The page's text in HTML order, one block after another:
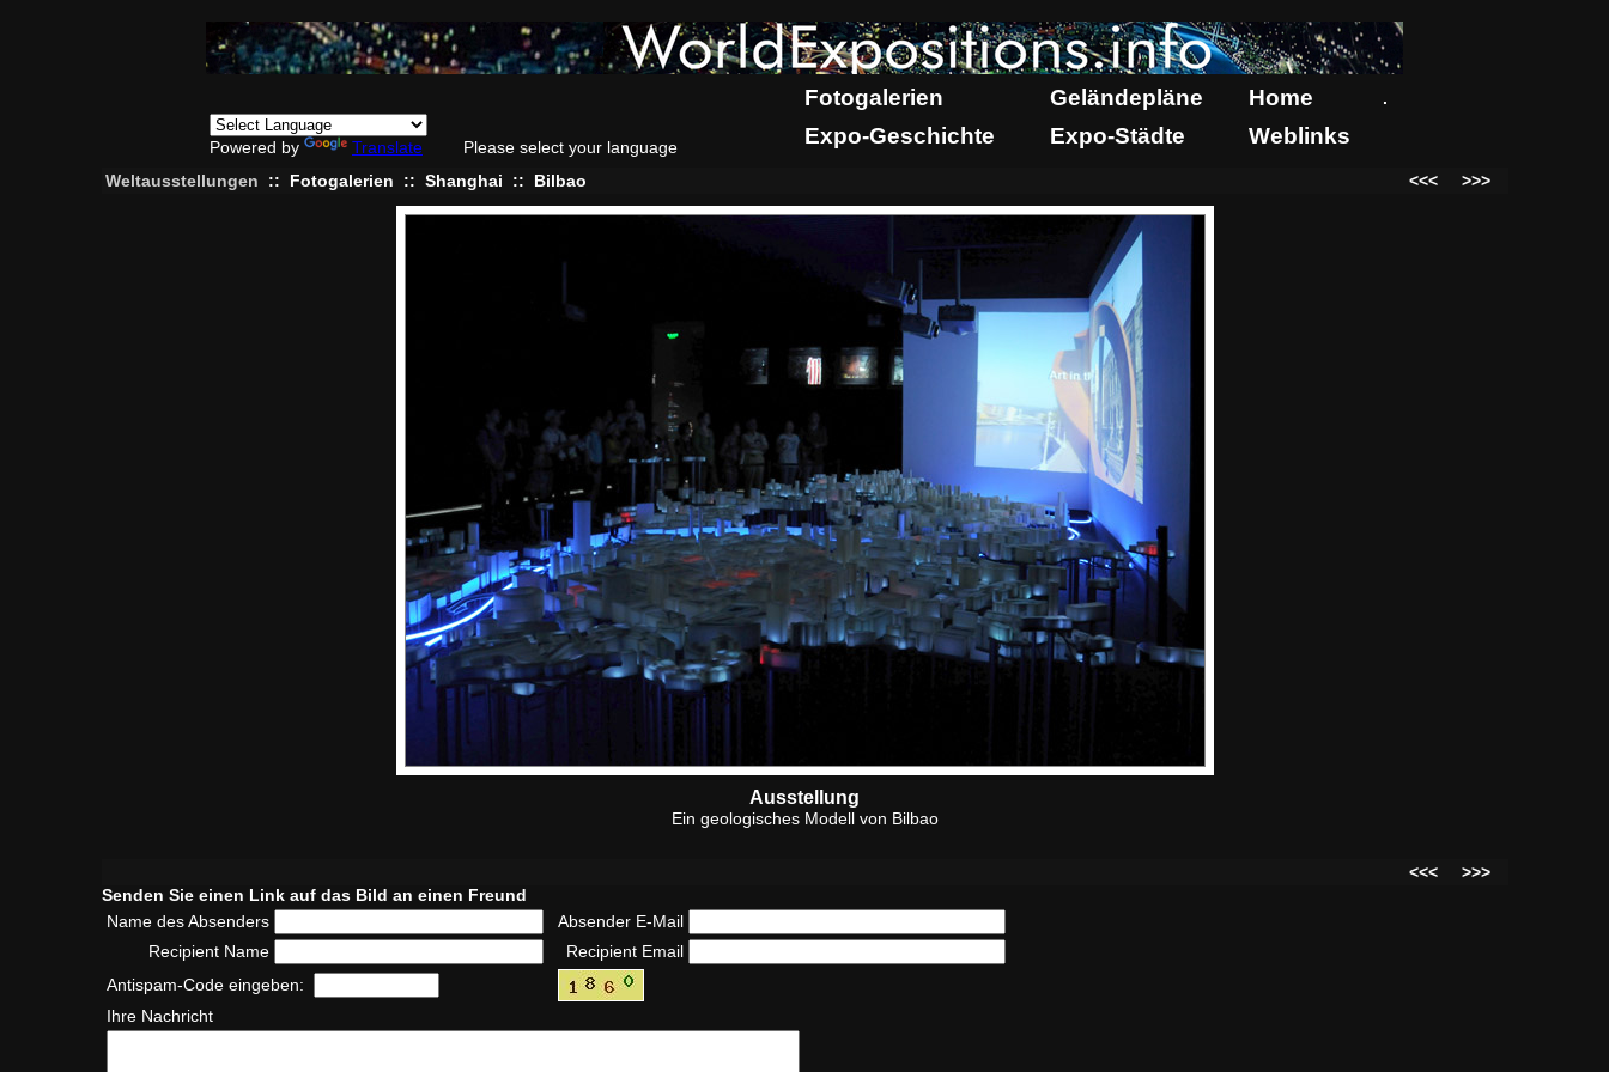
Powered by Translate Please select your language
Fotogalerien Geländepläne Home .
Expo-Geschichte Expo-Städte Weblinks
Weltausstellungen :: Fotogalerien :: Shanghai :: Bilbao <<< >>>
Ausstellung
Ein geologisches Modell von Bilbao
<<<
>>>
Senden Sie einen Link auf das Bild an einen Freund
Name des Absenders
Absender E-Mail
Recipient Name
Recipient Email
Antispam-Code eingeben:
Ihre Nachricht